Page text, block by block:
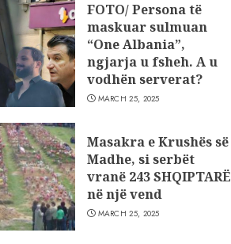
FOTO/ Persona të
maskuar sulmuan
“One Albania”,
ngjarja u fsheh. A u
vodhën serverat?
MARCH 25, 2025
Masakra e Krushës së
Madhe, si serbët
vranë 243 SHQIPTARË
në një vend
MARCH 25, 2025